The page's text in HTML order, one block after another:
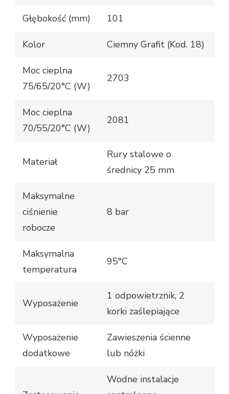
Głębokość (mm) 101
Kolor Ciemny Grafit (Kod. 18)
Moc cieplna
75/65/20°C (W)
2703
Moc cieplna
70/55/20°C (W)
2081
Materiał
Rury stalowe o
średnicy 25 mm
Maksymalne
ciśnienie
robocze
8 bar
Maksymalna
temperatura
95°C
Wyposażenie
1 odpowietrznik, 2
korki zaślepiające
Wyposażenie
dodatkowe
Zawieszenia ścienne
lub nóżki
Wodne instalacje